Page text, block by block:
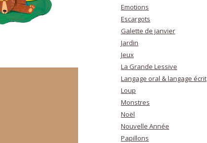
Emotions
Escargots
Galette de janvier
Jardin
Jeux
La Grande Lessive
Langage oral & langage écrit
Loup
Monstres
Noël
Nouvelle Année
Papillons